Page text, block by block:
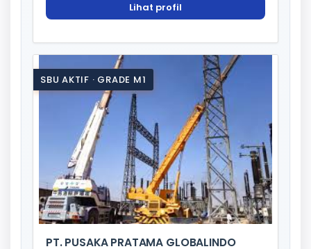
Lihat profil
SBU AKTIF · GRADE M1
PT. PUSAKA PRATAMA GLOBALINDO